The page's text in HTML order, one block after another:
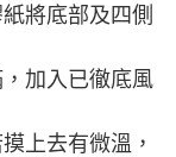
將底部及四側
加入已徹底風
上去有微溫，